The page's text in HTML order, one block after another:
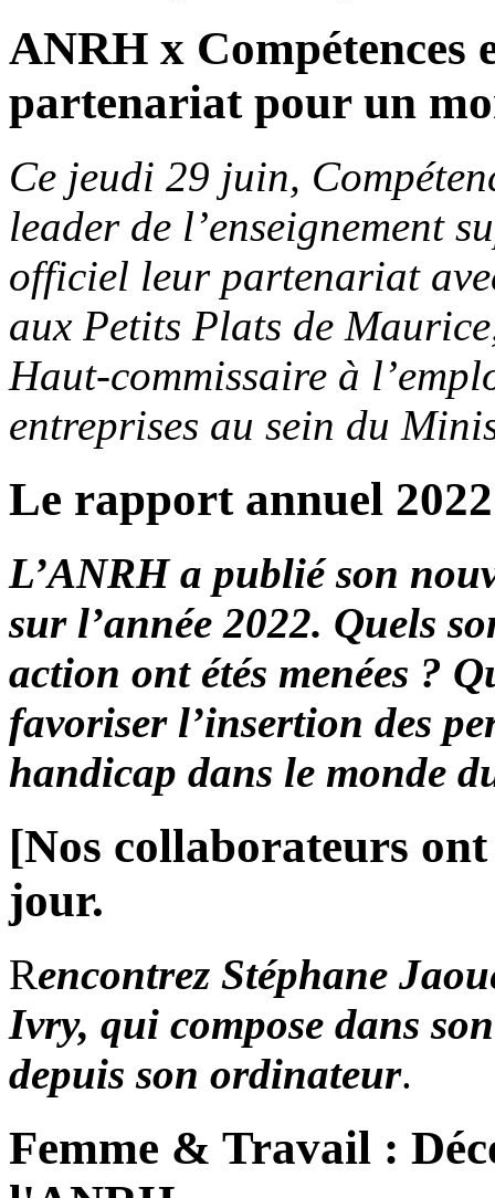
ANRH x Compétences
partenariat pour un
Ce jeudi 29 juin,
leader de l’enseignement
officiel leur partenariat
aux Petits Plats de
Haut-commissaire à
entreprises au sein du
Le rapport annuel
L’ANRH a publié son
sur l’année 2022. Quels
action ont étés menées ?
favoriser l’insertion des
handicap dans le monde
[Nos collaborateurs
jour.
Rencontrez Stéphane
Ivry, qui compose dans
depuis son ordinateur.
Femme & Travail :